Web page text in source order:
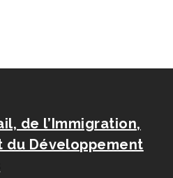
de l’Immigration,
du Développement